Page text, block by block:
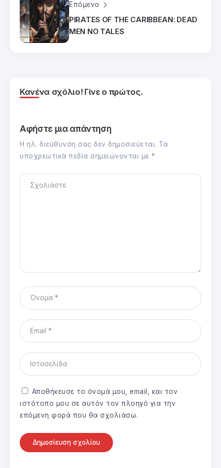
Επόμενο
PIRATES OF THE CARIBBEAN: DEAD
MEN NO TALES
Κανένα σχόλιο! Γίνε ο πρώτος.
Αφήστε μια απάντηση
Η ηλ. διεύθυνση σας δεν δημοσιεύεται. Τα
υποχρεωτικά πεδία σημειώνονται με *
Αποθήκευσε το όνομά μου, email, και τον
ιστότοπο μου σε αυτόν τον πλοηγό για την
επόμενη φορά που θα σχολιάσω.